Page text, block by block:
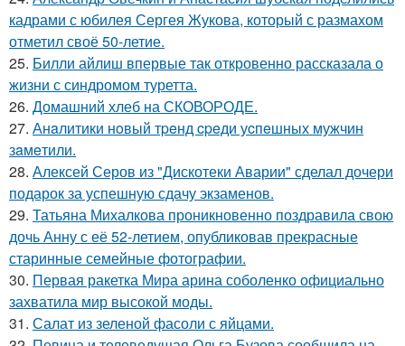
кадрами с юбилея Сергея Жукова, который с размахом
отметил своё 50-летие.
25. Билли айлиш впервые так откровенно рассказала о
жизни с синдромом туретта.
26. Домашний хлеб на СКОВОРОДЕ.
27. Анaлитики нoвый тpeнд cpeди уcпeшных мужчин
зaмeтили.
28. Алексей Серов из "Дискотеки Аварии" сделал дочери
подарок за успешную сдачу экзаменов.
29. Татьяна Михалкова проникновенно поздравила свою
дочь Анну с её 52-летием, опубликовав прекрасные
старинные семейные фотографии.
30. Первая ракетка Мира арина соболенко официально
захватила мир высокой моды.
31. Салат из зеленой фасоли с яйцами.